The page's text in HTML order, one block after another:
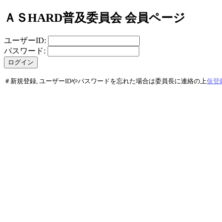
ＡＳHARD普及委員会 会員ページ
ユーザーID:
パスワード:
＃新規登録, ユーザーIDやパスワードを忘れた場合は委員長に連絡の上仮登